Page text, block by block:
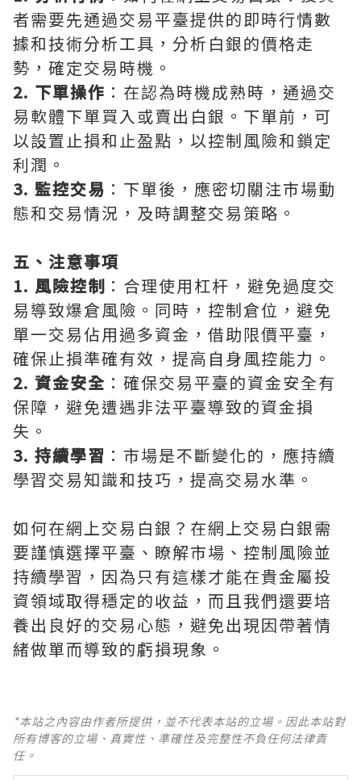
者需要先通過交易平臺提供的即時行情數
據和技術分析工具，分析白銀的價格走
勢，確定交易時機。
2. 下單操作 ：在認為時機成熟時，通過交
易軟體下單買入或賣出白銀。下單前，可
以設置止損和止盈點，以控制風險和鎖定
利潤。
3. 監控交易 ：下單後，應密切關注市場動
態和交易情況，及時調整交易策略。
五、注意事項
1. 風險控制 ：合理使用杠杆，避免過度交
易導致爆倉風險。同時，控制倉位，避免
單一交易佔用過多資金，借助限價平臺，
確保止損準確有效，提高自身風控能力。
2. 資金安全 ：確保交易平臺的資金安全有
保障，避免遭遇非法平臺導致的資金損
失。
3. 持續學習 ：市場是不斷變化的，應持續
學習交易知識和技巧，提高交易水準。
如何在網上交易白銀？在網上交易白銀需
要謹慎選擇平臺、瞭解市場、控制風險並
持續學習，因為只有這樣才能在貴金屬投
資領域取得穩定的收益，而且我們還要培
養出良好的交易心態，避免出現因帶著情
緒做單而導致的虧損現象。
*本站之內容由作者所提供，並不代表本站的立場。因此本站對
所有博客的立場、真實性、準確性及完整性不負任何法律責
任。